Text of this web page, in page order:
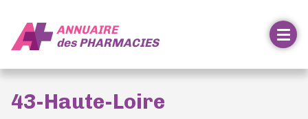
ANNUAIRE
desPHARMACIES
43-Haute-Loire